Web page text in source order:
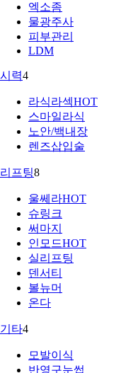
엑소좀
물광주사
피부관리
LDM
시력4
라식라섹HOT
스마일라식
노안/백내장
렌즈삽입술
리프팅8
울쎄라HOT
슈링크
써마지
인모드HOT
실리프팅
덴서티
볼뉴머
온다
기타4
모발이식
반영구눈썹